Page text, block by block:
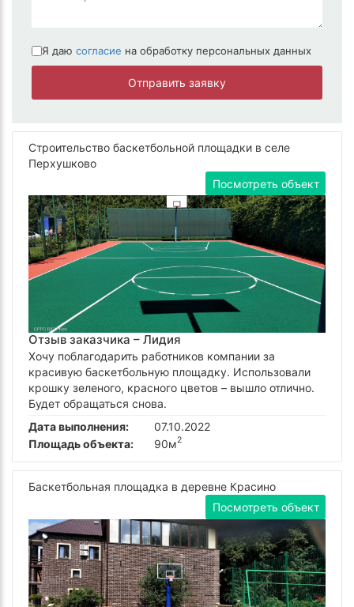
Я даю согласие на обработку персональных данных
Отправить заявку
Строительство баскетбольной площадки в селе
Перхушково
Посмотреть объект
Отзыв заказчика – Лидия
Хочу поблагодарить работников компании за
красивую баскетбольную площадку. Использовали
крошку зеленого, красного цветов – вышло отлично.
Будет обращаться снова.
Дата выполнения:
07.10.2022
Площадь объекта:
90м2
Баскетбольная площадка в деревне Красино
Посмотреть объект